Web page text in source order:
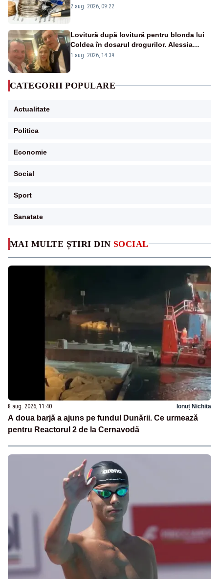
MAI MULTE ȘTIRI DIN SOCIAL
8 aug. 2026, 11:40 Ionuț Nichita
A doua barjă a ajuns pe fundul Dunării. Ce urmează
pentru Reactorul 2 de la Cernavodă
viitoare?
2 aug. 2026, 09:22
Lovitură după lovitură pentru blonda lui
Coldea în dosarul drogurilor. Alessia
Păcuraru explică decizia magistraților
1 aug. 2026, 14:39
CATEGORII POPULARE
Actualitate
Politica
Economie
Social
Sport
Sanatate